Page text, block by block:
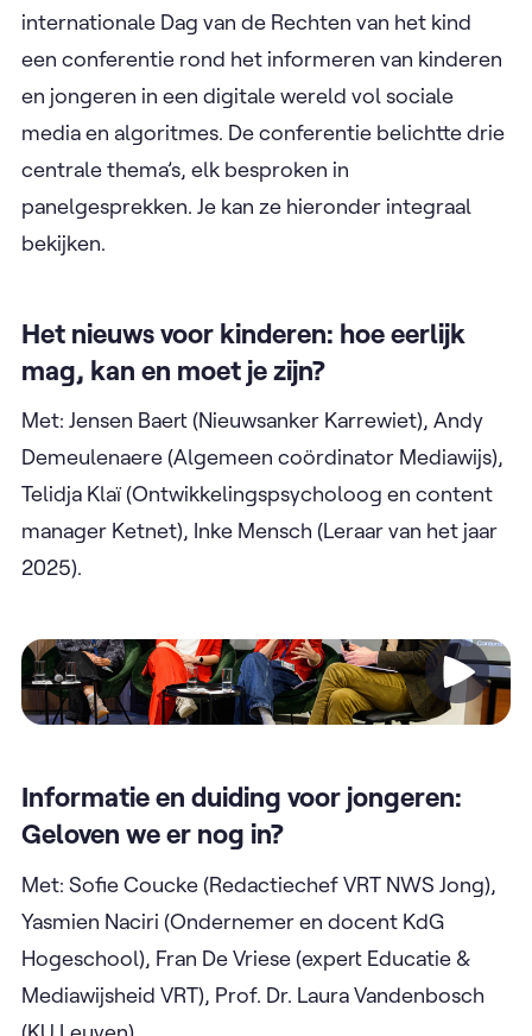
internationale Dag van de Rechten van het kind
een conferentie rond het informeren van kinderen
en jongeren in een digitale wereld vol sociale
media en algoritmes. De conferentie belichtte drie
centrale thema’s, elk besproken in
panelgesprekken. Je kan ze hieronder integraal
bekijken.
Het nieuws voor kinderen: hoe eerlijk
mag, kan en moet je zijn?
Met: Jensen Baert (Nieuwsanker Karrewiet), Andy
Demeulenaere (Algemeen coördinator Mediawijs),
Telidja Klaï (Ontwikkelingspsycholoog en content
manager Ketnet), Inke Mensch (Leraar van het jaar
2025).
Video
Informatie en duiding voor jongeren:
Geloven we er nog in?
Met: Sofie Coucke (Redactiechef VRT NWS Jong),
Yasmien Naciri (Ondernemer en docent KdG
Hogeschool), Fran De Vriese (expert Educatie &
Mediawijsheid VRT), Prof. Dr. Laura Vandenbosch